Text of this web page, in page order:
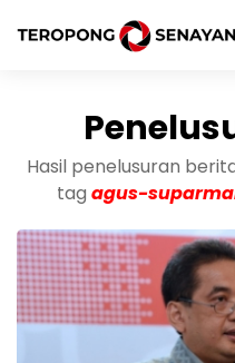
Hasil penelusuran
tag agus-